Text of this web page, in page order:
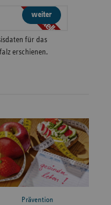
Bestellen
weiter
für das
erschienen.
Prävention